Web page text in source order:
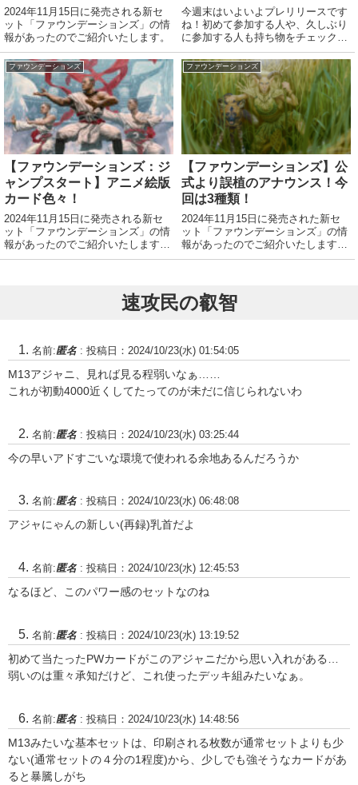
させるカイカ！魚トークンを
産む釣竿！ほか
2024年11月15日に発売される新セ
ット「ファウンデーションズ」の情
報があったのでご紹介いたします。
今週末はいよいよプレリリースです
ね！初めて参加する人や、久しぶり
に参加する人も持ち物をチェックし
ましょう！公式該当ページ今回のキ
ャンペーンや特徴プレリリース・パ
ックの内容 『ファウンデーション
ズ』プレイ・ブースター 6パック 日
付が箔押しさ...
ファウンデーションズ
【ファウンデーションズ：ジ
ャンプスタート】アニメ絵版
カード色々！
2024年11月15日に発売される新セ
ット「ファウンデーションズ」の情
報があったのでご紹介いたします。
神話レア
ファウンデーションズ
【ファウンデーションズ】公
式より誤植のアナウンス！今
回は3種類！
2024年11月15日に発売された新セ
ット「ファウンデーションズ」の情
報があったのでご紹介いたします。
公式該当記事 最近誤植減ってきて
速攻民の叡智
名前:匿名 : 投稿日：2024/10/23(水) 01:54:05
M13アジャニ、見れば見る程弱いなぁ……
これが初動4000近くしてたってのが未だに信じられないわ
名前:匿名 : 投稿日：2024/10/23(水) 03:25:44
今の早いアドすごいな環境で使われる余地あるんだろうか
名前:匿名 : 投稿日：2024/10/23(水) 06:48:08
アジャにゃんの新しい(再録)乳首だよ
名前:匿名 : 投稿日：2024/10/23(水) 12:45:53
なるほど、このパワー感のセットなのね
名前:匿名 : 投稿日：2024/10/23(水) 13:19:52
初めて当たったPWカードがこのアジャニだから思い入れがある…
弱いのは重々承知だけど、これ使ったデッキ組みたいなぁ。
名前:匿名 : 投稿日：2024/10/23(水) 14:48:56
M13みたいな基本セットは、印刷される枚数が通常セットよりも少
ない(通常セットの４分の1程度)から、少しでも強そうなカードがあ
ると暴騰しがち